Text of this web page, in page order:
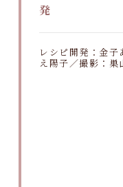
発
レシピ開発：金子
え陽子／撮影：巣